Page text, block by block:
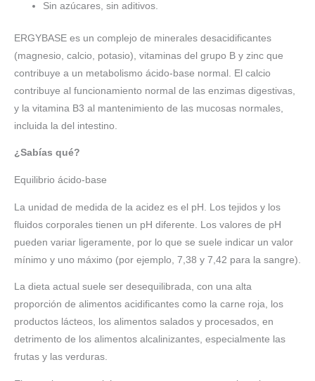
Sin azúcares, sin aditivos.
ERGYBASE es un complejo de minerales desacidificantes
(magnesio, calcio, potasio), vitaminas del grupo B y zinc que
contribuye a un metabolismo ácido-base normal. El calcio
contribuye al funcionamiento normal de las enzimas digestivas,
y la vitamina B3 al mantenimiento de las mucosas normales,
incluida la del intestino.
¿Sabías qué?
Equilibrio ácido-base
La unidad de medida de la acidez es el pH. Los tejidos y los
fluidos corporales tienen un pH diferente. Los valores de pH
pueden variar ligeramente, por lo que se suele indicar un valor
mínimo y uno máximo (por ejemplo, 7,38 y 7,42 para la sangre).
La dieta actual suele ser desequilibrada, con una alta
proporción de alimentos acidificantes como la carne roja, los
productos lácteos, los alimentos salados y procesados, en
detrimento de los alimentos alcalinizantes, especialmente las
frutas y las verduras.